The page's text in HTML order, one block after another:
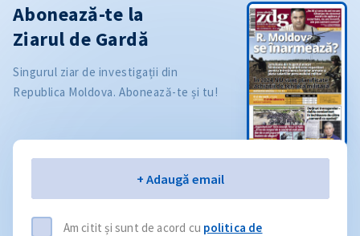
Abonează-te la
Ziarul de Gardă
Singurul ziar de investigații din
Republica Moldova. Abonează-te și tu!
+ Adaugă email
Am citit și sunt de acord cu politica de